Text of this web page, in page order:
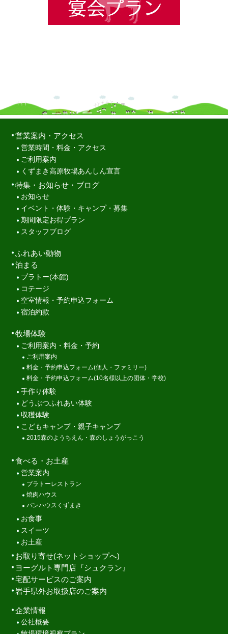
営業案内・アクセス
営業時間・料金・アクセス
ご利用案内
くずまき高原牧場あんしん宣言
特集・お知らせ・ブログ
お知らせ
イベント・体験・キャンプ・募集
期間限定お得プラン
スタッフブログ
ふれあい動物
泊まる
プラトー(本館)
コテージ
空室情報・予約申込フォーム
宿泊約款
牧場体験
ご利用案内・料金・予約
ご利用案内
料金・予約申込フォーム(個人・ファミリー)
料金・予約申込フォーム(10名様以上の団体・学校)
手作り体験
どうぶつふれあい体験
収穫体験
こどもキャンプ・親子キャンプ
2015森のようちえん・森のしょうがっこう
食べる・お土産
営業案内
プラトーレストラン
焼肉ハウス
パンハウスくずまき
お食事
スイーツ
お土産
お取り寄せ(ネットショップへ)
ヨーグルト専門店『シュクラン』
宅配サービスのご案内
岩手県外お取扱店のご案内
企業情報
公社概要